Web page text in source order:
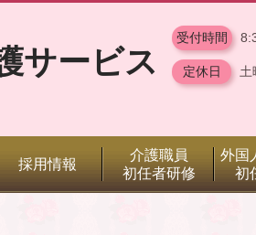
サービス
受付時間
定休日 土
採用情報
介護職員
初任者研修
外国
初